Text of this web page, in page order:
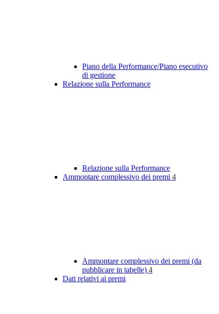
Piano della Performance/Piano esecutivo
di gestione
Relazione sulla Performance
Relazione sulla Performance
Ammontare complessivo dei premi 4
Ammontare complessivo dei premi (da
pubblicare in tabelle) 4
Dati relativi ai premi